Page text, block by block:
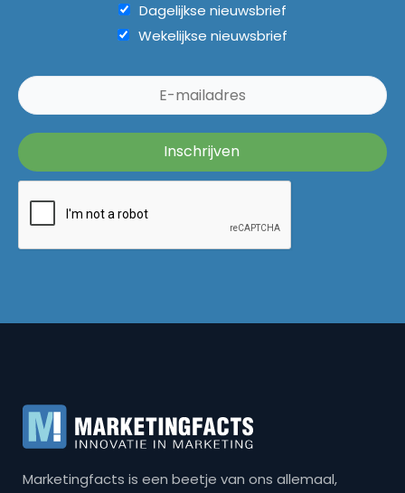
Dagelijkse nieuwsbrief
Wekelijkse nieuwsbrief
Marketingfacts is een beetje van ons allemaal,